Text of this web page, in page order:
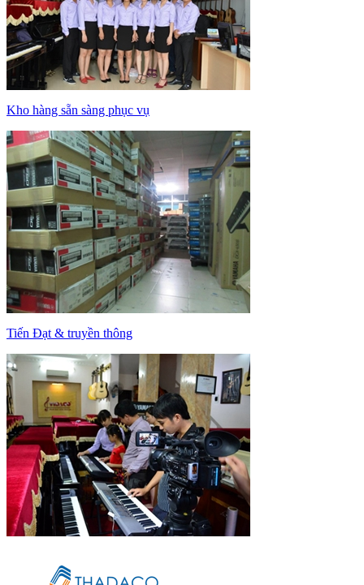
Kho hàng sẵn sàng phục vụ
Tiến Đạt & truyền thông